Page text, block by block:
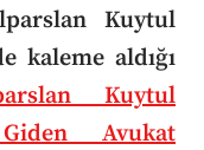
Kuytul
kaleme aldığı
Kuytul
Avukat